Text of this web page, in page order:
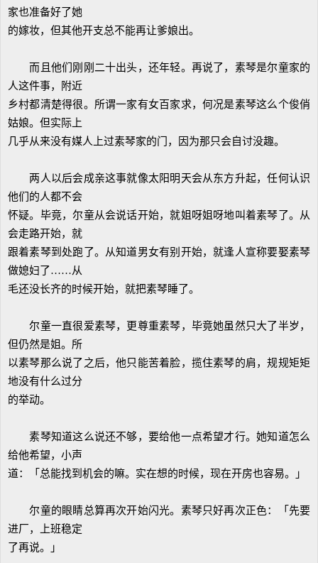
家也准备好了她
的嫁妆，但其他开支总不能再让爹娘出。
而且他们刚刚二十出头，还年轻。再说了，素琴是尔童家的
人这件事，附近
乡村都清楚得很。所谓一家有女百家求，何况是素琴这么个俊俏
姑娘。但实际上
几乎从来没有媒人上过素琴家的门，因为那只会自讨没趣。
两人以后会成亲这事就像太阳明天会从东方升起，任何认识
他们的人都不会
怀疑。毕竟，尔童从会说话开始，就姐呀姐呀地叫着素琴了。从
会走路开始，就
跟着素琴到处跑了。从知道男女有别开始，就逢人宣称要娶素琴
做媳妇了……从
毛还没长齐的时候开始，就把素琴睡了。
尔童一直很爱素琴，更尊重素琴，毕竟她虽然只大了半岁，
但仍然是姐。所
以素琴那么说了之后，他只能苦着脸，揽住素琴的肩，规规矩矩
地没有什么过分
的举动。
素琴知道这么说还不够，要给他一点希望才行。她知道怎么
给他希望，小声
道：「总能找到机会的嘛。实在想的时候，现在开房也容易。」
尔童的眼睛总算再次开始闪光。素琴只好再次正色：「先要
进厂，上班稳定
了再说。」